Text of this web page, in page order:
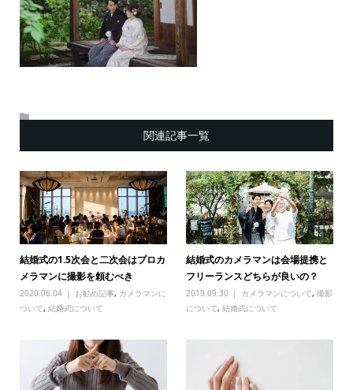
関連記事一覧
結婚式の1.5次会と二次会はプロカ
メラマンに撮影を頼むべき
2020.06.04 お勧め記事, カメラマンに
ついて, 結婚式について
結婚式のカメラマンは会場提携と
フリーランスどちらが良いの？
2019.09.30 カメラマンについて,撮影
について,結婚式について